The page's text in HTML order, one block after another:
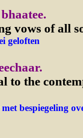
vows of all
geloften
to the
bespiegeling